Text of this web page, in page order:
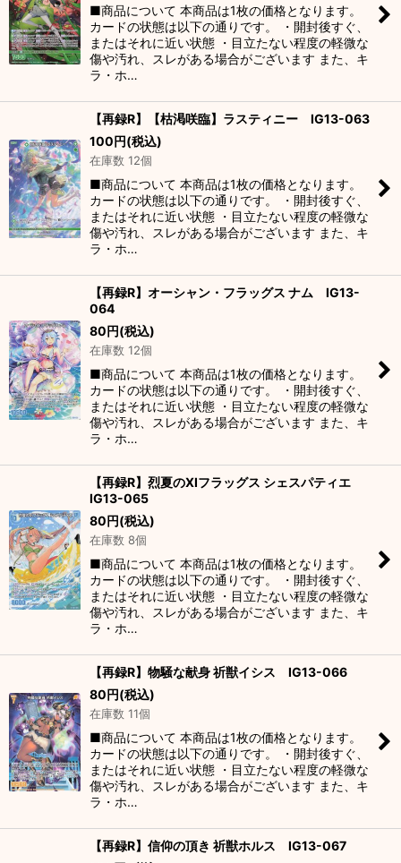
■商品について 本商品は1枚の価格となります。
カードの状態は以下の通りです。 ・開封後すぐ、
またはそれに近い状態 ・目立たない程度の軽微な
傷や汚れ、スレがある場合がございます また、キ
ラ・ホ…
【再録R】【枯渇咲臨】ラスティニー IG13-063
100円(税込)
在庫数 12個
■商品について 本商品は1枚の価格となります。
カードの状態は以下の通りです。 ・開封後すぐ、
またはそれに近い状態 ・目立たない程度の軽微な
傷や汚れ、スレがある場合がございます また、キ
ラ・ホ…
【再録R】オーシャン・フラッグス ナム IG13-
064
80円(税込)
在庫数 12個
■商品について 本商品は1枚の価格となります。
カードの状態は以下の通りです。 ・開封後すぐ、
またはそれに近い状態 ・目立たない程度の軽微な
傷や汚れ、スレがある場合がございます また、キ
ラ・ホ…
【再録R】烈夏のXIフラッグス シェスパティエ
IG13-065
80円(税込)
在庫数 8個
■商品について 本商品は1枚の価格となります。
カードの状態は以下の通りです。 ・開封後すぐ、
またはそれに近い状態 ・目立たない程度の軽微な
傷や汚れ、スレがある場合がございます また、キ
ラ・ホ…
【再録R】物騒な献身 祈獣イシス IG13-066
80円(税込)
在庫数 11個
■商品について 本商品は1枚の価格となります。
カードの状態は以下の通りです。 ・開封後すぐ、
またはそれに近い状態 ・目立たない程度の軽微な
傷や汚れ、スレがある場合がございます また、キ
ラ・ホ…
【再録R】信仰の頂き 祈獣ホルス IG13-067